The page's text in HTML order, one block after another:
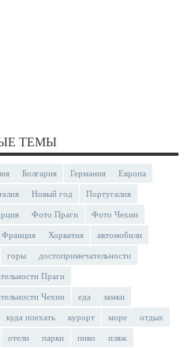
ТЕМЫ
Болгария Германия Европа
Новый год Португалия
Фото Праги Фото Чехии
Франция Хорватия автомобили
горы достопримечательности
Праги
Чехии еда замки
куда поехать курорт море отдых
отели парки пиво пляж